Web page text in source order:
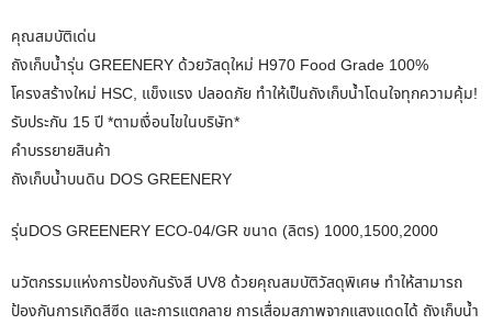
คุณสมบัติเด่น
ถังเก็บน้ำรุ่น GREENERY ด้วยวัสดุใหม่ H970 Food Grade 100%
โครงสร้างใหม่ HSC, แข็งแรง ปลอดภัย ทำให้เป็นถังเก็บน้ำโดนใจทุกความคุ้ม!
รับประกัน 15 ปี *ตามเงื่อนไขในบริษัท*
คำบรรยายสินค้า
ถังเก็บน้ำบนดิน DOS GREENERY
รุ่นDOS GREENERY ECO-04/GR ขนาด (ลิตร) 1000,1500,2000
นวัตกรรมแห่งการป้องกันรังสี UV8 ด้วยคุณสมบัติวัสดุพิเศษ ทำให้สามารถ
ป้องกันการเกิดสีซีด และการแตกลาย การเสื่อมสภาพจากแสงแดดได้ ถังเก็บน้ำ